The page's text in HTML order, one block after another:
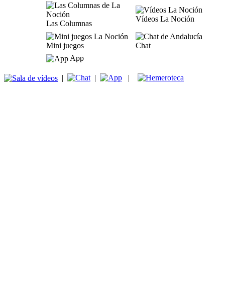
Las Columnas
Vídeos La Noción
Mini juegos
Chat
App
| | |